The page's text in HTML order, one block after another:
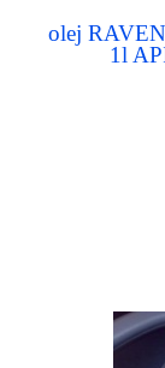
olej
1l